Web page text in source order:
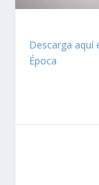
Descarga aquí
Época